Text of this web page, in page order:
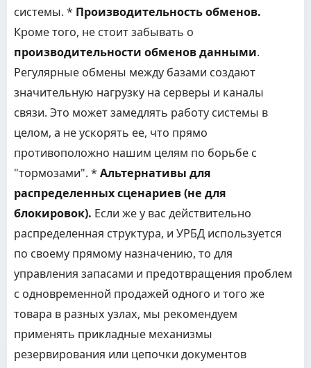
системы. * Производительность обменов.
Кроме того, не стоит забывать о
производительности обменов данными.
Регулярные обмены между базами создают
значительную нагрузку на серверы и каналы
связи. Это может замедлять работу системы в
целом, а не ускорять ее, что прямо
противоположно нашим целям по борьбе с
"тормозами". *Альтернативы для
распределенных сценариев (не для
блокировок). Если же у вас действительно
распределенная структура, и УРБД используется
по своему прямому назначению, то для
управления запасами и предотвращения проблем
с одновременной продажей одного и того же
товара в разных узлах, мы рекомендуем
применять прикладные механизмы
резервирования или цепочки документов